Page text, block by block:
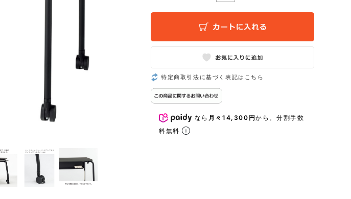
特定商取引法に基づく表記はこちら
なら 月々14,300円から。分割手数
料無料